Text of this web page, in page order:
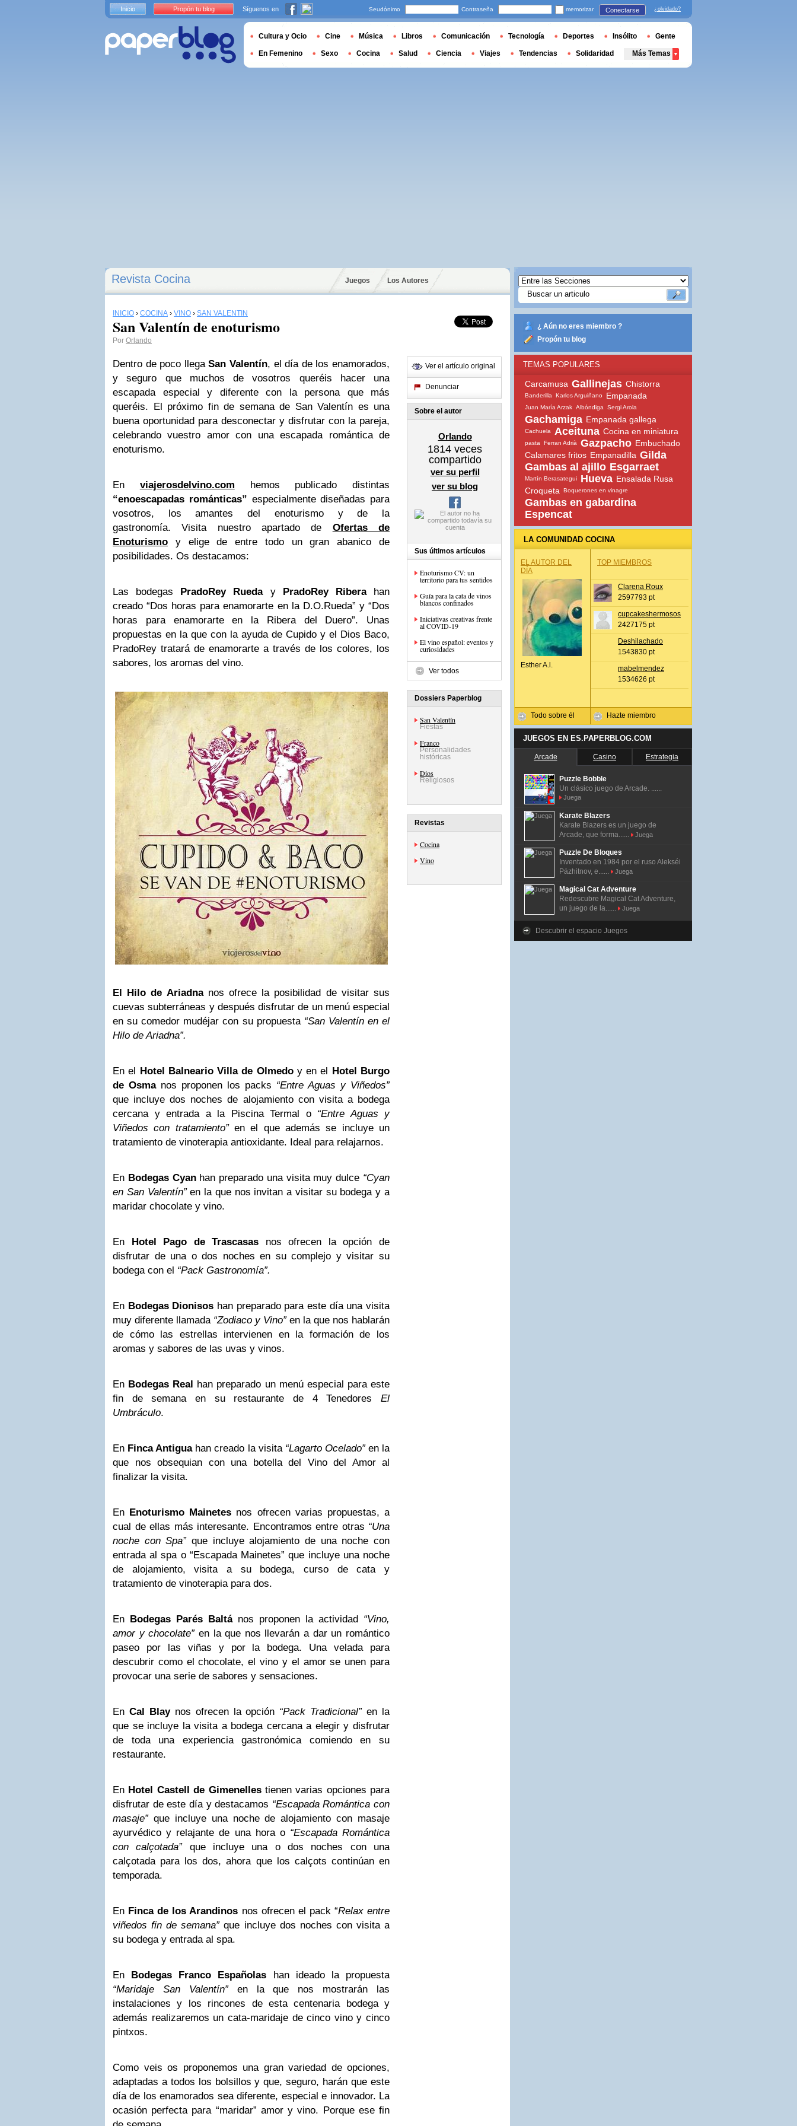
Revista Cocina Juegos Los Autores
INICIO › COCINA › VINO › SAN VALENTÍN
San Valentín de enoturismo
Por Orlando
Dentro de poco llegaSan Valentín, el día de los enamorados,
y seguro que muchos de vosotros queréis hacer una
escapada especial y diferente con la persona que más
queréis. El próximo fin de semana de San Valentín es una
buena oportunidad para desconectar y disfrutar con la pareja,
celebrando vuestro amor con una escapada romántica de
enoturismo.
En viajerosdelvino.com hemos publicado distintas
“enoescapadas románticas” especialmente diseñadas para
vosotros, los amantes del enoturismo y de la
gastronomía. Visita nuestro apartado de Ofertas de
Enoturismo y elige de entre todo un gran abanico de
posibilidades. Os destacamos:
Las bodegas PradoRey Rueday PradoRey Riberahan
creado “Dos horas para enamorarte en la D.O.Rueda” y “Dos
horas para enamorarte en la Ribera del Duero”. Unas
propuestas en la que con la ayuda de Cupido y el Dios Baco,
PradoRey tratará de enamorarte a través de los colores, los
sabores, los aromas del vino.
El Hilo de Ariadnanos ofrece la posibilidad de visitar sus
cuevas subterráneas y después disfrutar de un menú especial
en su comedor mudéjar con su propuesta “San Valentín en el
Hilo de Ariadna”.
En el Hotel Balneario Villa de Olmedoy en el Hotel Burgo
de Osma nos proponen los packs “Entre Aguas y Viñedos”
que incluye dos noches de alojamiento con visita a bodega
cercana y entrada a la Piscina Termal o “Entre Aguas y
Viñedos con tratamiento”en el que además se incluye un
tratamiento de vinoterapia antioxidante. Ideal para relajarnos.
En Bodegas Cyanhan preparado una visita muy dulce “Cyan
en San Valentín”en la que nos invitan a visitar su bodega y a
maridar chocolate y vino.
En Hotel Pago de Trascasas nos ofrecen la opción de
disfrutar de una o dos noches en su complejo y visitar su
bodega con el “Pack Gastronomía”.
En Bodegas Dionisos han preparado para este día una visita
muy diferente llamada “Zodiaco y Vino”en la que nos hablarán
de cómo las estrellas intervienen en la formación de los
aromas y sabores de las uvas y vinos.
En Bodegas Real han preparado un menú especial para este
fin de semana en su restaurante de 4 Tenedores El
Umbráculo.
En Finca Antiguahan creado la visita “Lagarto Ocelado”en la
que nos obsequian con una botella del Vino del Amor al
finalizar la visita.
En Enoturismo Mainetes nos ofrecen varias propuestas, a
cual de ellas más interesante. Encontramos entre otras “Una
noche con Spa”que incluye alojamiento de una noche con
entrada al spa o “Escapada Mainetes” que incluye una noche
de alojamiento, visita a su bodega, curso de cata y
tratamiento de vinoterapia para dos.
En Bodegas Parés Baltános proponen la actividad “Vino,
amor y chocolate”en la que nos llevarán a dar un romántico
paseo por las viñas y por la bodega. Una velada para
descubrir como el chocolate, el vino y el amor se unen para
provocar una serie de sabores y sensaciones.
En Cal Blaynos ofrecen la opción “Pack Tradicional”en la
que se incluye la visita a bodega cercana a elegir y disfrutar
de toda una experiencia gastronómica comiendo en su
restaurante.
En Hotel Castell de Gimenellestienen varias opciones para
disfrutar de este día y destacamos “Escapada Romántica con
masaje”que incluye una noche de alojamiento con masaje
ayurvédico y relajante de una hora o “Escapada Romántica
con calçotada”que incluye una o dos noches con una
calçotada para los dos, ahora que los calçots continúan en
temporada.
En Finca de los Arandinos nos ofrecen el pack “Relax entre
viñedos fin de semana”que incluye dos noches con visita a
su bodega y entrada al spa.
En Bodegas Franco Españolas han ideado la propuesta
“Maridaje San Valentín”en la que nos mostrarán las
instalaciones y los rincones de esta centenaria bodega y
además realizaremos un cata-maridaje de cinco vino y cinco
pintxos.
Como veis os proponemos una gran variedad de opciones,
adaptadas a todos los bolsillos y que, seguro, harán que este
día de los enamorados sea diferente, especial e innovador. La
ocasión perfecta para “maridar” amor y vino. Porque ese fin
Ver el artículo original
Denunciar
Sobre el autor
Orlando
1814 veces
compartido
ver su perfil
ver su blog
Sus últimos artículos
Enoturismo CV: un
territorio para tus sentidos
Guía para la cata de vinos
blancos confinados
Iniciativas creativas frente
al COVID-19
El vino español: eventos y
curiosidades
Ver todos
Dossiers Paperblog
San Valentín
Fiestas
Franco
Personalidades
históricas
Dios
Religiosos
Revistas
Cocina
Vino
¿ Aún no eres miembro ?
Propón tu blog
TEMAS POPULARES
Carcamusa Gallinejas Chistorra
Banderilla Karlos Arguiñano Empanada
Juan María Arzak Albóndiga Sergi Arola
Gachamiga Empanada gallega
Cachuela Aceituna Cocina en miniatura
pasta Ferran Adrià Gazpacho Embuchado
Calamares fritos Empanadilla Gilda
Gambas al ajillo Esgarraet
Martín Berasategui Hueva Ensalada Rusa
Croqueta
Boquerones en vinagre
Gambas en gabardina
Espencat
LA COMUNIDAD COCINA
EL AUTOR DEL
DÍA
Esther A.l.
Todo sobre él
TOP MIEMBROS
Clarena Roux
2597793 pt
cupcakeshermosos
2427175 pt
Deshilachado
1543830 pt
mabelmendez
1534626 pt
Hazte miembro
JUEGOS EN ES.PAPERBLOG.COM
Arcade Casino Estrategia
Puzzle Bobble
Un clásico juego de Arcade. ......
Juega
Karate Blazers
Karate Blazers es un juego de
Arcade, que forma......
Juega
Puzzle De Bloques
Inventado en 1984 por el ruso Alekséi
Pázhitnov, e......
Juega
Magical Cat Adventure
Redescubre Magical Cat Adventure,
un juego de la......
Juega
Descubrir el espacio Juegos
Inicio Propón tu blog Síguenos en Seudónimo Contraseña memorizar Conectarse ¿olvidado?
Cultura y Ocio Cine Música Libros Comunicación Tecnología Deportes Insólito Gente
En Femenino Sexo Cocina Salud Ciencia Viajes Tendencias Solidaridad Más Temas